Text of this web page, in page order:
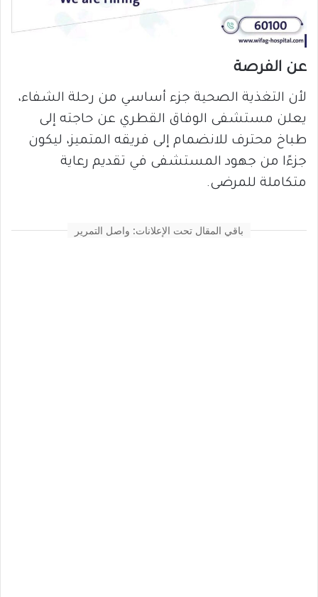
عن الفرصة
لأن التغذية الصحية جزء أساسي من رحلة الشفاء،
يعلن مستشفى الوفاق القطري عن حاجته إلى
طباخ محترف للانضمام إلى فريقه المتميز، ليكون
جزءًا من جهود المستشفى في تقديم رعاية
متكاملة للمرضى.
باقي المقال تحت الإعلانات: واصل التمرير